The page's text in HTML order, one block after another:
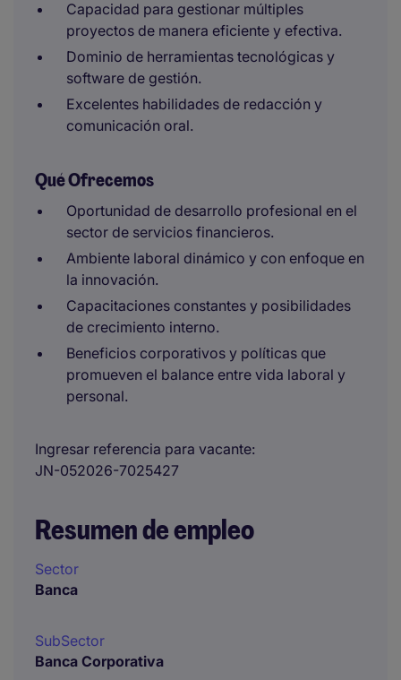
Capacidad para gestionar múltiples
proyectos de manera eficiente y efectiva.
Dominio de herramientas tecnológicas y
software de gestión.
Excelentes habilidades de redacción y
comunicación oral.
Qué Ofrecemos
Oportunidad de desarrollo profesional en el
sector de servicios financieros.
Ambiente laboral dinámico y con enfoque en
la innovación.
Capacitaciones constantes y posibilidades
de crecimiento interno.
Beneficios corporativos y políticas que
promueven el balance entre vida laboral y
personal.
Ingresar referencia para vacante
JN-052026-7025427
Resumen de empleo
Sector
Banca
SubSector
Banca Corporativa